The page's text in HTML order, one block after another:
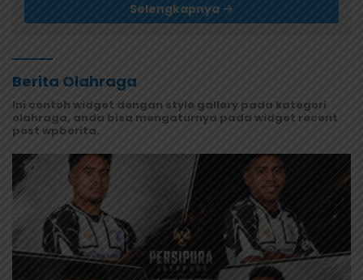
Selengkapnya
Berita Olahraga
Ini contoh widget dengan style gallery pada kategori
olahraga, anda bisa mengaturnya pada widget recent
post wpberita.